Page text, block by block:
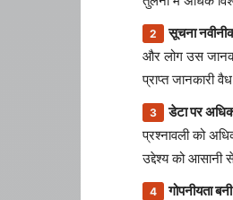
सूचना
और लोग उस
प्राप्त जानकारी
डेटा पर
प्रश्नावली को
उद्देश्य को आसानी
गोपनीयता